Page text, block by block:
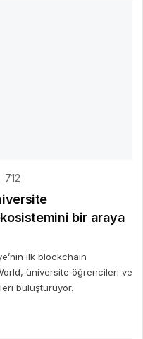
712
bir araya
ilk blockchain
üniversite öğrencileri ve
buluşturuyor.